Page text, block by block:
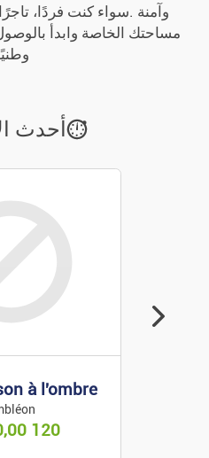
كتب / مجلات
مسكن
أثاث المنزل
وآمنة .سواء كنت فردًا،
مساحتك الخاصة وابدأ
أحدث
Belle maison à